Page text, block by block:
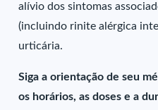
alívio dos sintomas
(incluindo rinite alérgica
urticária.
Siga a orientação de seu
os horários, as doses e a